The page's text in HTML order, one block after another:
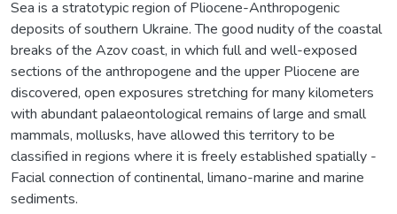
Sea is a stratotypic region of Pliocene-Anthropogenic
deposits of southern Ukraine. The good nudity of the coastal
breaks of the Azov coast, in which full and well-exposed
sections of the anthropogene and the upper Pliocene are
discovered, open exposures stretching for many kilometers
with abundant palaeontological remains of large and small
mammals, mollusks, have allowed this territory to be
classified in regions where it is freely established spatially -
Facial connection of continental, limano-marine and marine
sediments.